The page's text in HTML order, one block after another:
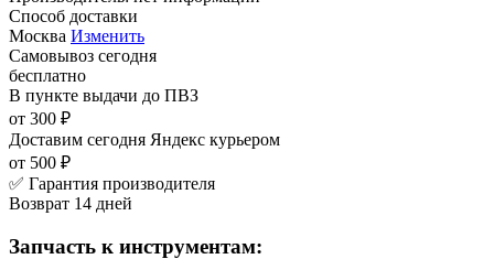
Способ доставки
Москва Изменить
Самовывоз сегодня
бесплатно
В пункте выдачи до ПВЗ
от 300 ₽
Доставим сегодня Яндекс курьером
от 500 ₽
✅ Гарантия производителя
Возврат 14 дней
Запчасть к инструментам: